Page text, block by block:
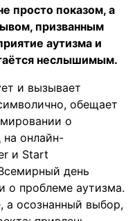
просто показом, а
призванным
аутизма и
неслышимым.
и вызывает
обещает
о
на онлайн-
и Start
день
о проблеме аутизма.
а осознанный выбор,